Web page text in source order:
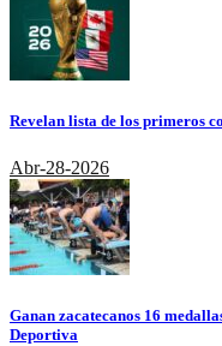
Revelan lista de los primeros
Abr-28-2026
Ganan zacatecanos 16
Deportiva